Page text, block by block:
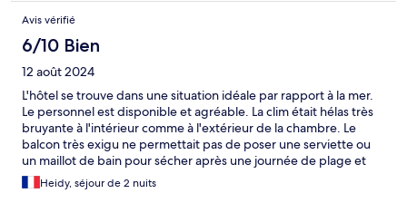
Avis vérifié
6/10 Bien
12 août 2024
L'hôtel se trouve dans une situation idéale par rapport à la mer.
Le personnel est disponible et agréable. La clim était hélas très
bruyante à l'intérieur comme à l'extérieur de la chambre. Le
balcon très exigu ne permettait pas de poser une serviette ou
un maillot de bain pour sécher après une journée de plage et
par ailleurs il était inaccessible à cause des excréments de
pigeons. C'est dommage que ces détails ne soient pas soignés
Heidy, séjour de 2 nuits